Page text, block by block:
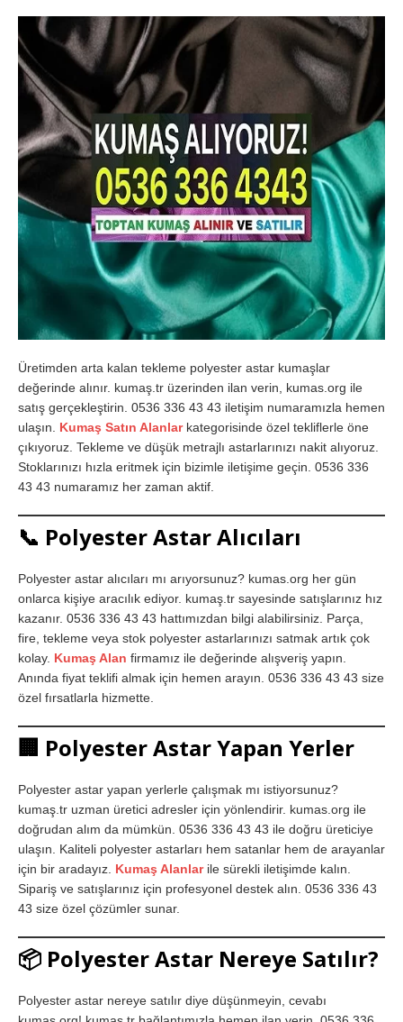
Üretimden arta kalan tekleme polyester astar kumaşlar
değerinde alınır. kumaş.tr üzerinden ilan verin, kumas.org ile
satış gerçekleştirin. 0536 336 43 43 iletişim numaramızla hemen
ulaşın. Kumaş Satın Alanlarkategorisinde özel tekliflerle öne
çıkıyoruz. Tekleme ve düşük metrajlı astarlarınızı nakit alıyoruz.
Stoklarınızı hızla eritmek için bizimle iletişime geçin. 0536 336
43 43 numaramız her zaman aktif.
📞 Polyester Astar Alıcıları
Polyester astar alıcıları mı arıyorsunuz? kumas.org her gün
onlarca kişiye aracılık ediyor. kumaş.tr sayesinde satışlarınız hız
kazanır. 0536 336 43 43 hattımızdan bilgi alabilirsiniz. Parça,
fire, tekleme veya stok polyester astarlarınızı satmak artık çok
kolay. Kumaş Alan firmamız ile değerinde alışveriş yapın.
Anında fiyat teklifi almak için hemen arayın. 0536 336 43 43 size
özel fırsatlarla hizmette.
🏢 Polyester Astar Yapan Yerler
Polyester astar yapan yerlerle çalışmak mı istiyorsunuz?
kumaş.tr uzman üretici adresler için yönlendirir. kumas.org ile
doğrudan alım da mümkün. 0536 336 43 43 ile doğru üreticiye
ulaşın. Kaliteli polyester astarları hem satanlar hem de arayanlar
için bir aradayız. Kumaş Alanlarile sürekli iletişimde kalın.
Sipariş ve satışlarınız için profesyonel destek alın. 0536 336 43
43 size özel çözümler sunar.
📦 Polyester Astar Nereye Satılır?
Polyester astar nereye satılır diye düşünmeyin, cevabı